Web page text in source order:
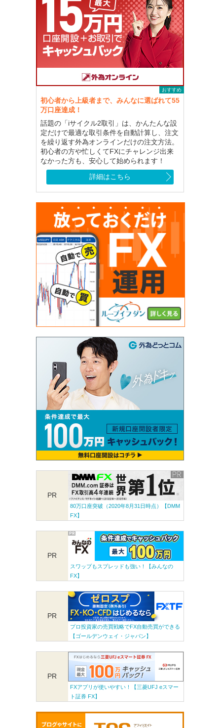
おすすめ
初心者から上級者まで、みんなに選ばれて55
万口座達成！
話題の「iサイクル2取引」は、かんたんな設
定だけで最適な取引条件を自動計算し、注文
を繰り返す外為オンラインだけの注文方法。
初心者の方や忙しくてFXにチャレンジ出来
なかった方も、安心して始められます！
詳細はこちら
PR
80万口座突破（2020年8月31日時点）【DMM
FX】
PR
スワップもスプレッドも強い！【みんなの
FX】
PR
プロ投資家の売買戦略でFX自動売買ができる
【ゴールデンウェイ・ジャパン】
PR
FXアプリが使いやすい！【三菱UFJ eスマー
ト証券 FX】